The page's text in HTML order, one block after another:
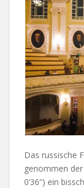
Das russische
genommen
0’36“) ein